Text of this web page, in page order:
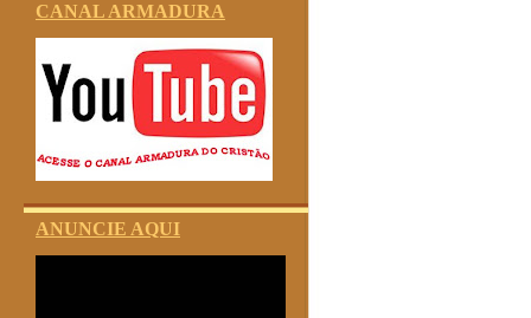
CANAL ARMADURA
ANUNCIE AQUI